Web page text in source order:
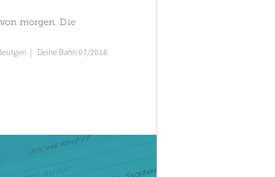
morgen. Die
Deine Bahn 07/2018